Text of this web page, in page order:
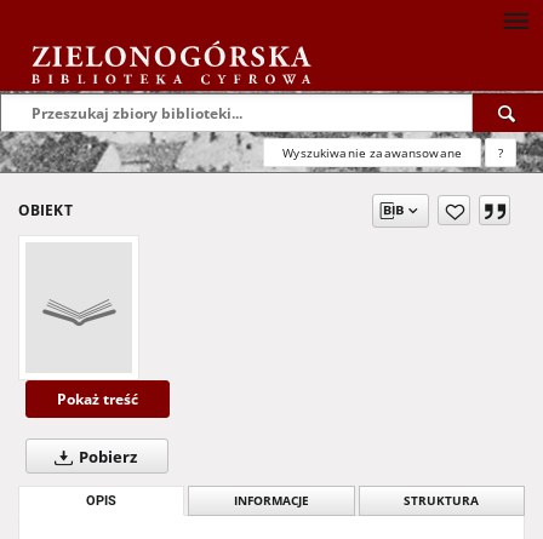
Wyszukiwanie zaawansowane ?
OBIEKT
Pokaż treść
Pobierz
OPIS INFORMACJE STRUKTURA